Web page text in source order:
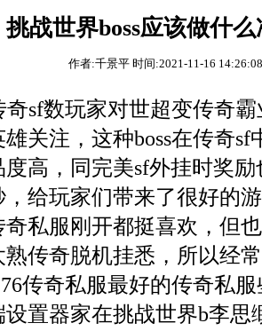
挑战世界boss应该做什
作者:千景平 时间:2021-11-16
sf数玩家对世超变传奇霸
关注，这种boss在传奇sf
高，同完美sf外挂时奖
给玩家们带来了很好的
私服刚开都挺喜欢，但
传奇脱机挂悉，所以经
传奇私服最好的传奇私
置器家在挑战世界b李思